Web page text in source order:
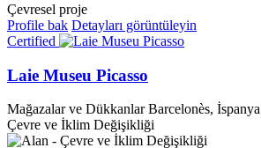
Çevresel proje
Profile bak Detayları görüntüleyin
Certified
Laie Museu Picasso
Mağazalar ve Dükkanlar Barcelonès, İspanya
Çevre ve İklim Değişikliği